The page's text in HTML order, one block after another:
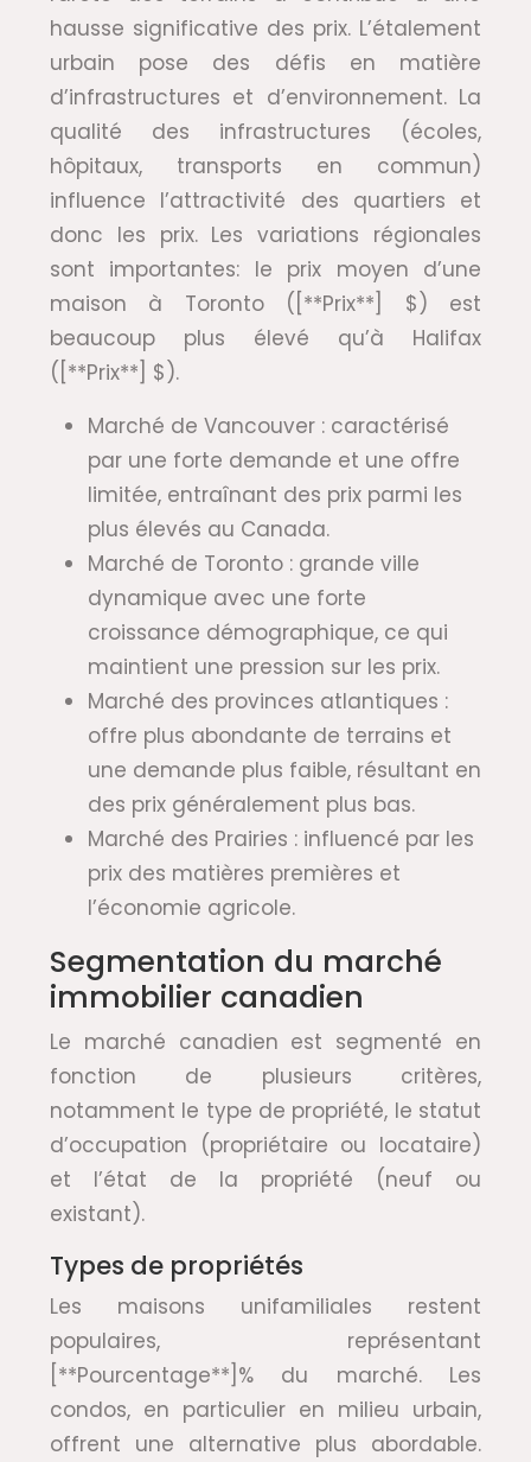
hausse significative des prix. L’étalement
urbain pose des défis en matière
d’infrastructures et d’environnement. La
qualité des infrastructures (écoles,
hôpitaux, transports en commun)
influence l’attractivité des quartiers et
donc les prix. Les variations régionales
sont importantes: le prix moyen d’une
maison à Toronto ([**Prix**] $) est
beaucoup plus élevé qu’à Halifax
([**Prix**] $).
Marché de Vancouver : caractérisé
par une forte demande et une offre
limitée, entraînant des prix parmi les
plus élevés au Canada.
Marché de Toronto : grande ville
dynamique avec une forte
croissance démographique, ce qui
maintient une pression sur les prix.
Marché des provinces atlantiques :
offre plus abondante de terrains et
une demande plus faible, résultant en
des prix généralement plus bas.
Marché des Prairies : influencé par les
prix des matières premières et
l’économie agricole.
Segmentation du marché
immobilier canadien
Le marché canadien est segmenté en
fonction de plusieurs critères,
notamment le type de propriété, le statut
d’occupation (propriétaire ou locataire)
et l’état de la propriété (neuf ou
existant).
Types de propriétés
Les maisons unifamiliales restent
populaires, représentant
[**Pourcentage**]% du marché. Les
condos, en particulier en milieu urbain,
offrent une alternative plus abordable.